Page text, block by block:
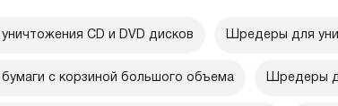
CD и DVD дисков Шредеры для
с корзиной большого объема Шредеры